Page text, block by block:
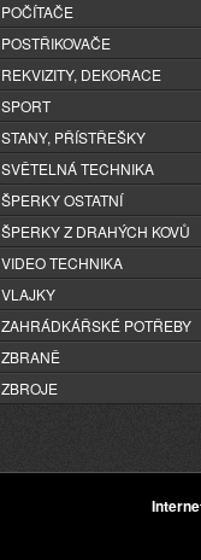
POČÍTAČE
POSTŘIKOVAČE
REKVIZITY, DEKORACE
SPORT
STANY, PŘÍSTŘEŠKY
SVĚTELNÁ TECHNIKA
ŠPERKY OSTATNÍ
ŠPERKY Z DRAHÝCH KOVŮ
VIDEO TECHNIKA
VLAJKY
ZAHRÁDKÁŘSKÉ POTŘEBY
ZBRANĚ
ZBROJE